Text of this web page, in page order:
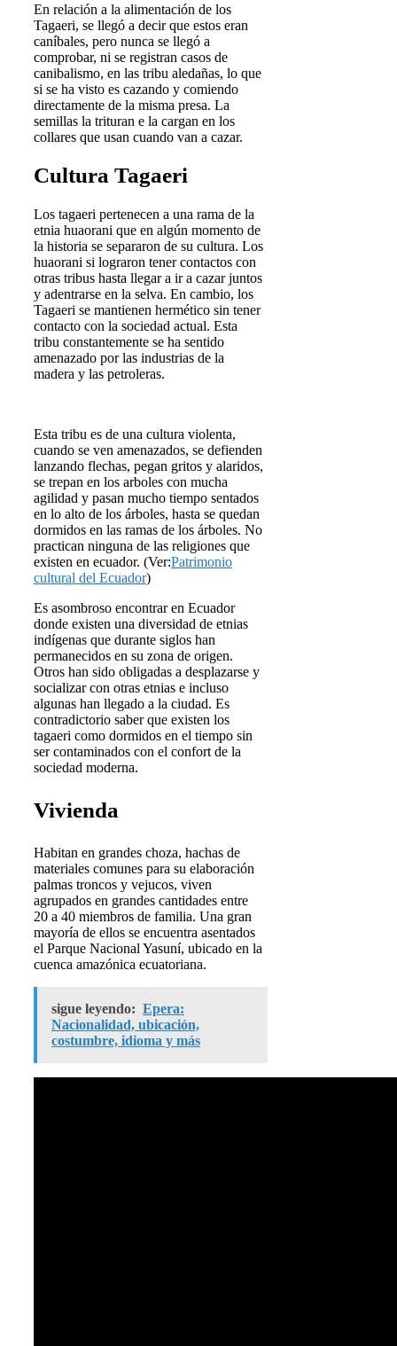
En relación a la alimentación de los
Tagaeri, se llegó a decir que estos eran
caníbales, pero nunca se llegó a
comprobar, ni se registran casos de
canibalismo, en las tribu aledañas, lo que
si se ha visto es cazando y comiendo
directamente de la misma presa. La
semillas la trituran e la cargan en los
collares que usan cuando van a cazar.
Cultura Tagaeri
Los tagaeri pertenecen a una rama de la
etnia huaorani que en algún momento de
la historia se separaron de su cultura. Los
huaorani si lograron tener contactos con
otras tribus hasta llegar a ir a cazar juntos
y adentrarse en la selva. En cambio, los
Tagaeri se mantienen hermético sin tener
contacto con la sociedad actual. Esta
tribu constantemente se ha sentido
amenazado por las industrias de la
madera y las petroleras.
Esta tribu es de una cultura violenta,
cuando se ven amenazados, se defienden
lanzando flechas, pegan gritos y alaridos,
se trepan en los arboles con mucha
agilidad y pasan mucho tiempo sentados
en lo alto de los árboles, hasta se quedan
dormidos en las ramas de los árboles. No
practican ninguna de las religiones que
existen en ecuador. (Ver:Patrimonio
cultural del Ecuador)
Es asombroso encontrar en Ecuador
donde existen una diversidad de etnias
indígenas que durante siglos han
permanecidos en su zona de origen.
Otros han sido obligadas a desplazarse y
socializar con otras etnias e incluso
algunas han llegado a la ciudad. Es
contradictorio saber que existen los
tagaeri como dormidos en el tiempo sin
ser contaminados con el confort de la
sociedad moderna.
Vivienda
Habitan en grandes choza, hachas de
materiales comunes para su elaboración
palmas troncos y vejucos, viven
agrupados en grandes cantidades entre
20 a 40 miembros de familia. Una gran
mayoría de ellos se encuentra asentados
el Parque Nacional Yasuní, ubicado en la
cuenca amazónica ecuatoriana.
sigue leyendo: Epera:
Nacionalidad, ubicación,
costumbre, idioma y más